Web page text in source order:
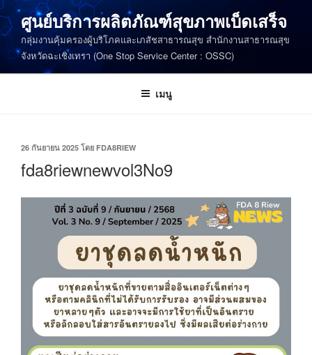
ข้าม
ไป
ศูนย์บริการผลิตภัณฑ์สุขภาพเบ็ดเสร็จ
กลุ่มงานคุ้มครองผู้บริโภคและเภสัชสาธารณสุข สำนักงานสาธารณสุข
จังหวัดฉะเชิงเทรา (One Stop Service Center : OSSC)
เมนู
เขียน
26 กันยายน 2025 โดย FDA8RIEW
fda8riewnewvol3No9